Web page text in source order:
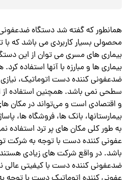
همانطور که گفته شد دستگاه
محصولی بسیار کاربردی می باشد که
بیماری های مسری می توان از این
بیماری ها و مبارزه با آنها استفاده
ضدعفونی کننده دست اتوماتیک،
سطحی نمی باشد. همچنین استفاده از
و اقتصادی است و می‌تواند در مکان
بیمارستانها، بانک ها، فروشگاه ها،
به طور کلی مکان های پر ترد
عفونی کننده دست با توجه به شرکت
باشد. در واقع شرکت های زیادی هستند
ضدعفونی کننده دست با کیفیتی عالی